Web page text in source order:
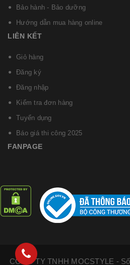
Bảo hành - Bảo dưỡng
Hướng dẫn mua hàng online
LIÊN KẾT
Giỏ hàng
Đăng ký
Đăng nhập
Kiểm tra đơn hàng
Tuyển dụng
Báo giá thi công 2025
FANPAGE
CÔNG TY TNHH MOCSTYLE -